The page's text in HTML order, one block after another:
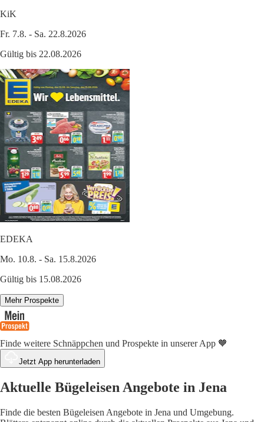
KiK
Fr. 7.8. - Sa. 22.8.2026
Gültig bis 22.08.2026
EDEKA
Mo. 10.8. - Sa. 15.8.2026
Gültig bis 15.08.2026
Mehr Prospekte
Finde weitere Schnäppchen und Prospekte in unserer App 🧡
Jetzt App herunterladen
Aktuelle Bügeleisen Angebote in Jena
Finde die besten Bügeleisen Angebote in Jena und Umgebung.